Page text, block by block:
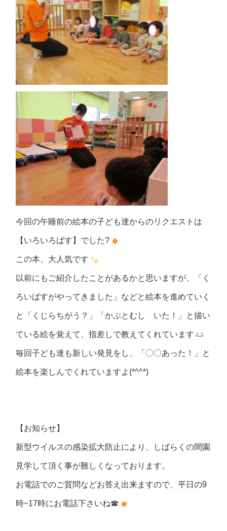
今回の午睡前の絵本の子ども達からのリクエストは
【いろいろばす】でした?
この本、大人気です
以前にもご紹介したことがあるかと思いますが、「く
ろいばすがやってきました」などと絵本を進めていく
と「くじらちがう？」「かぶとむし いた！」と描い
ている絵を覚えて、指差しで教えてくれています
毎回子ども達も新しい発見をし、「〇〇あった！」と
絵本を楽しんでくれていますよ(*^^*)
【お知らせ】
新型ウイルスの感染拡大防止により、しばらくの間園
見学して頂く事が難しくなっております。
お電話でのご質問などお答え出来ますので、平日の9
時~17時にお電話下さいね☎